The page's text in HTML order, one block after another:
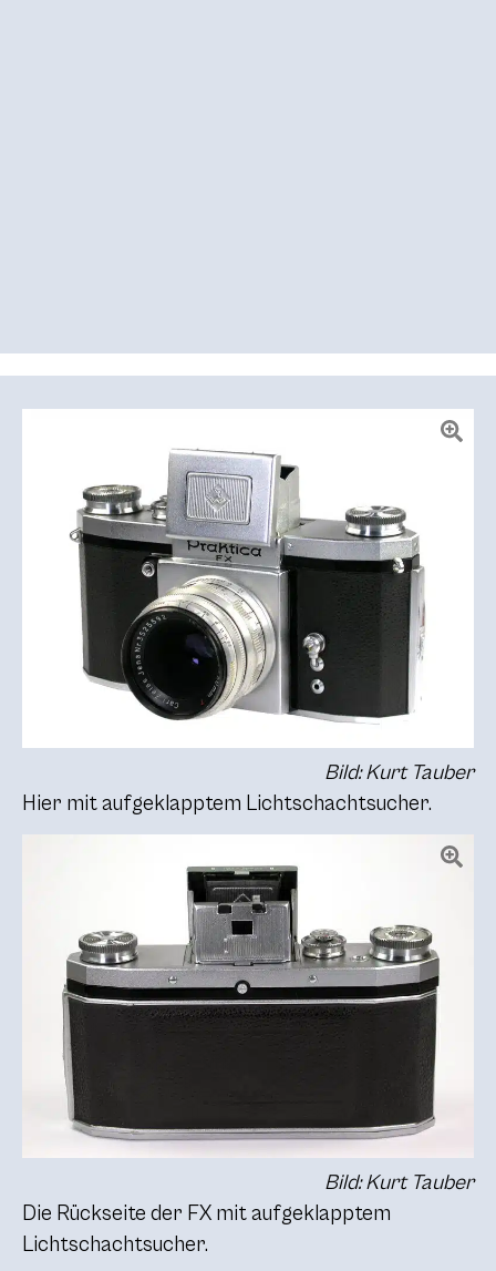
Bild: Kurt Tauber
Hier mit aufgeklapptem Lichtschachtsucher.
Bild: Kurt Tauber
Die Rückseite der FX mit aufgeklapptem
Lichtschachtsucher.